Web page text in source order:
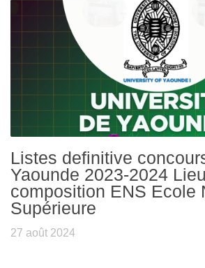
Listes definitive
Yaounde 2023-2024
composition ENS Ecole
Supérieure
27 août 2024